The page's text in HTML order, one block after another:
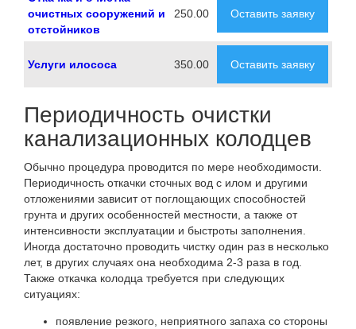
очистных сооружений и
отстойников
250.00 Оставить заявку
Услуги илососа 350.00 Оставить заявку
Периодичность очистки
канализационных колодцев
Обычно процедура проводится по мере необходимости.
Периодичность откачки сточных вод с илом и другими
отложениями зависит от поглощающих способностей
грунта и других особенностей местности, а также от
интенсивности эксплуатации и быстроты заполнения.
Иногда достаточно проводить чистку один раз в несколько
лет, в других случаях она необходима 2-3 раза в год.
Также откачка колодца требуется при следующих
ситуациях:
появление резкого, неприятного запаха со стороны